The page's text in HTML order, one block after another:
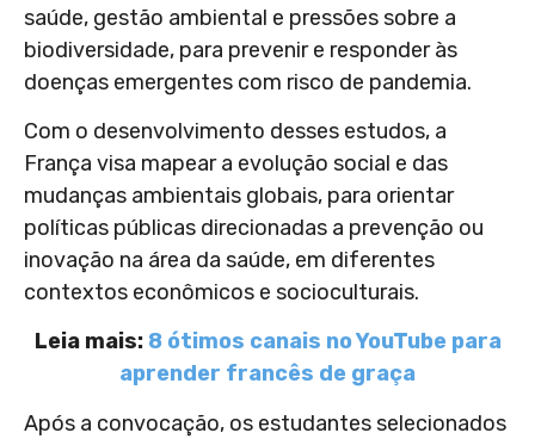
saúde, gestão ambiental e pressões sobre a
biodiversidade, para prevenir e responder às
doenças emergentes com risco de pandemia.
Com o desenvolvimento desses estudos, a
França visa mapear a evolução social e das
mudanças ambientais globais, para orientar
políticas públicas direcionadas a prevenção ou
inovação na área da saúde, em diferentes
contextos econômicos e socioculturais.
Leia mais: 8 ótimos canais no YouTube para
aprender francês de graça
Após a convocação, os estudantes selecionados